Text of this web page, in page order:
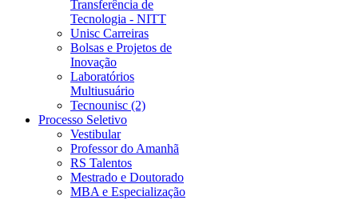
Transferência de
Tecnologia - NITT
Unisc Carreiras
Bolsas e Projetos de
Inovação
Laboratórios
Multiusuário
Tecnounisc (2)
Processo Seletivo
Vestibular
Professor do Amanhã
RS Talentos
Mestrado e Doutorado
MBA e Especialização